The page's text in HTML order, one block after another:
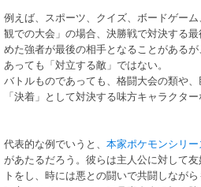
例えば、スポーツ、クイズ、ボードゲー
観での大会」の場合、決勝戦で対決する
めた強者が最後の相手となることがある
あっても「対立する敵」ではない。
バトルものであっても、格闘大会の類や
「決着」として対決する味方キャラクタ
代表的な例でいうと、 本家ポケモンシリ
があたるだろう。彼らは主人公に対して
トをし、時には悪との闘いで共闘しなが